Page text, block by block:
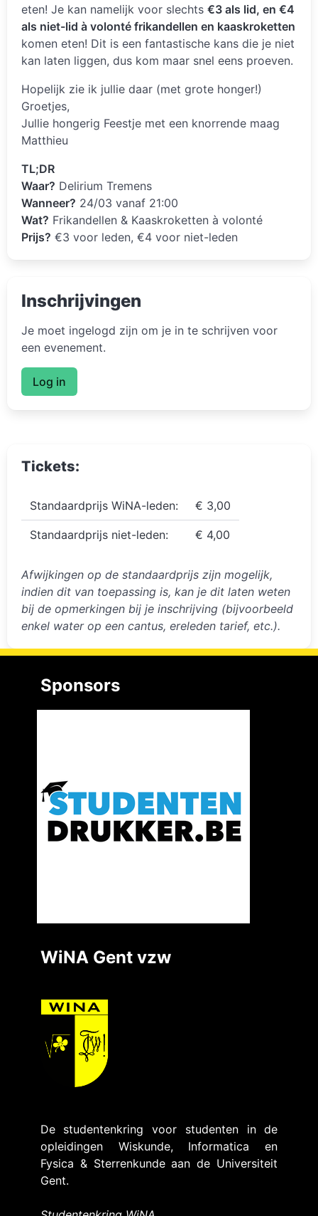
eten! Je kan namelijk voor slechts €3 als lid, en €4
als niet-lid à volonté frikandellen en kaaskroketten
komen eten! Dit is een fantastische kans die je niet
kan laten liggen, dus kom maar snel eens proeven.
Hopelijk zie ik jullie daar (met grote honger!)
Groetjes,
Jullie hongerig Feestje met een knorrende maag
Matthieu
TL;DR
Waar? Delirium Tremens
Wanneer? 24/03 vanaf 21:00
Wat? Frikandellen & Kaaskroketten à volonté
Prijs? €3 voor leden, €4 voor niet-leden
Inschrijvingen
Je moet ingelogd zijn om je in te schrijven voor
een evenement.
Log in
Tickets:
Standaardprijs WiNA-leden: € 3,00
Standaardprijs niet-leden: € 4,00
Afwijkingen op de standaardprijs zijn mogelijk,
indien dit van toepassing is, kan je dit laten weten
bij de opmerkingen bij je inschrijving (bijvoorbeeld
enkel water op een cantus, ereleden tarief, etc.).
Sponsors
WiNA Gent vzw
De studentenkring voor studenten in de
opleidingen Wiskunde, Informatica en
Fysica & Sterrenkunde aan de Universiteit
Gent.